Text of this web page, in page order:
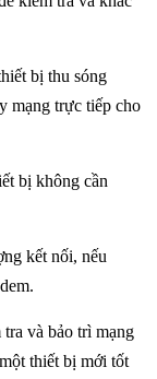
bị thu sóng
mạng trực tiếp cho
bị không cần
kết nối, nếu
và bảo trì mạng
thiết bị mới tốt